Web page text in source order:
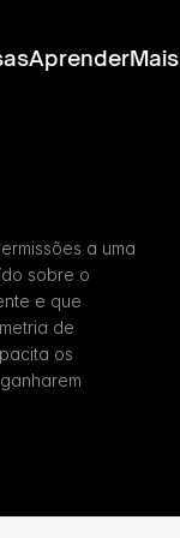
AprenderMais
a uma
sobre o
e que
de
os